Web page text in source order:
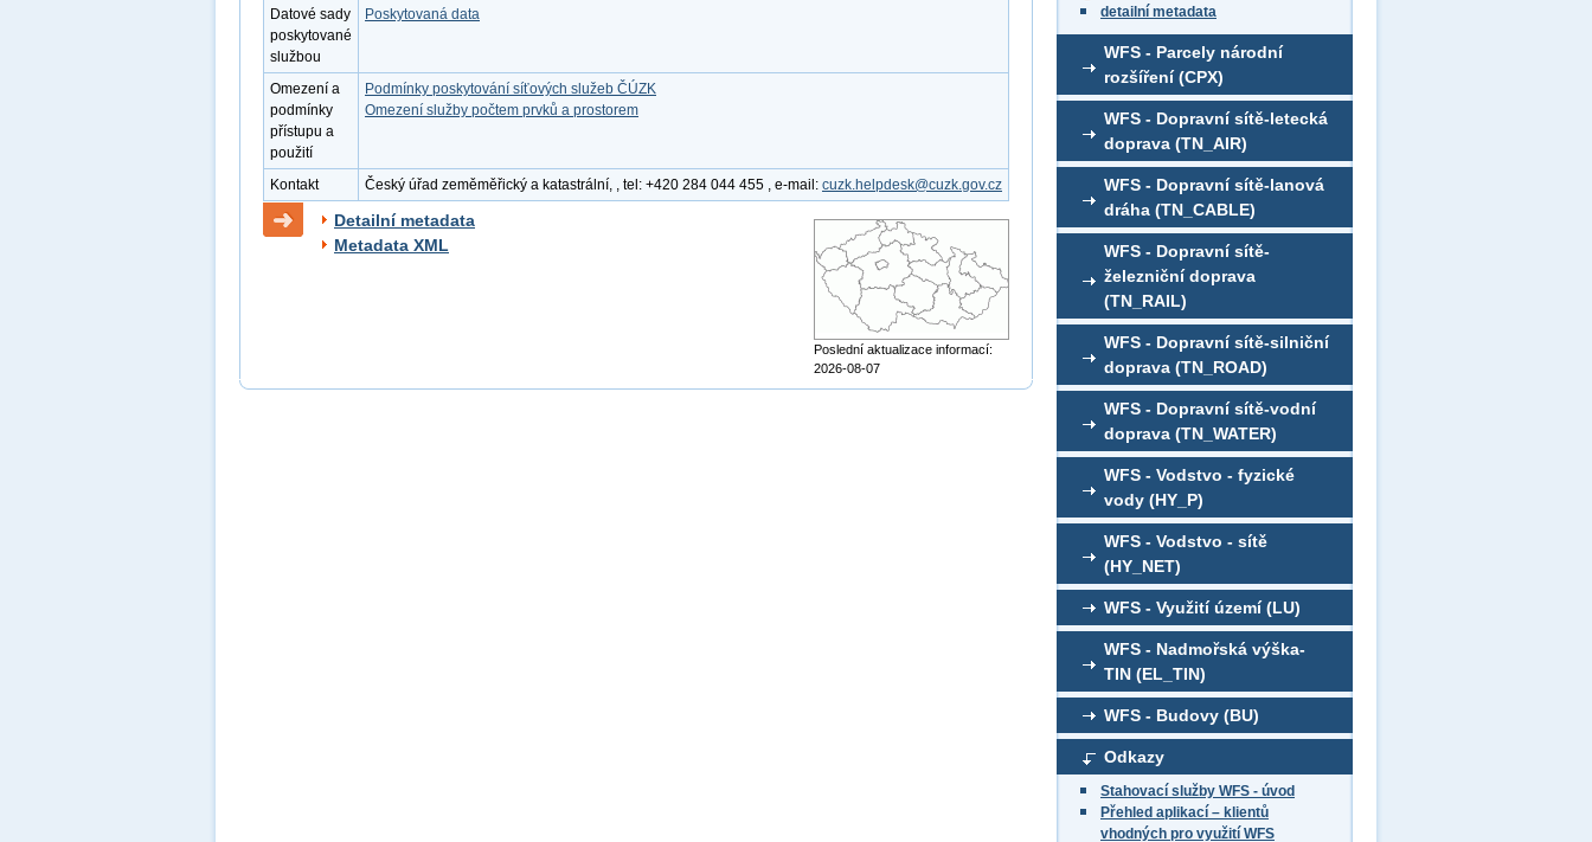
detailní metadata
WFS - Parcely národní
rozšíření (CPX)
WFS - Dopravní sítě-letecká
doprava (TN_AIR)
WFS - Dopravní sítě-lanová
dráha (TN_CABLE)
WFS - Dopravní sítě-
železniční doprava
(TN_RAIL)
WFS - Dopravní sítě-silniční
doprava (TN_ROAD)
WFS - Dopravní sítě-vodní
doprava (TN_WATER)
WFS - Vodstvo - fyzické
vody (HY_P)
WFS - Vodstvo - sítě
(HY_NET)
WFS - Využití území (LU)
WFS - Nadmořská výška-
TIN (EL_TIN)
WFS - Budovy (BU)
Odkazy
Stahovací služby WFS - úvod
Přehled aplikací – klientů
vhodných pro využití WFS
Datové sady
poskytované
službou
Poskytovaná data
Omezení a
podmínky
přístupu a
použití
Podmínky poskytování síťových služeb ČÚZK
Omezení služby počtem prvků a prostorem
Kontakt Český úřad zeměměřický a katastrální, , tel: +420 284 044 455 , e-mail: cuzk.helpdesk@cuzk.gov.cz
Detailní metadata
Metadata XML
Poslední aktualizace informací:
2026-08-07